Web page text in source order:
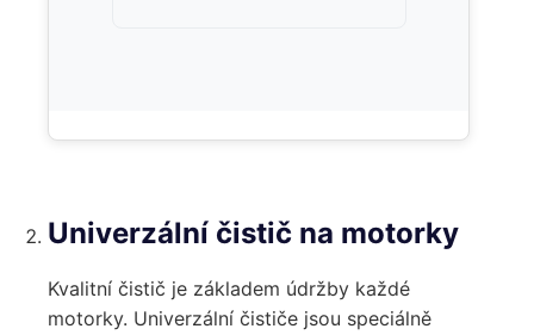
Univerzální čistič na motorky
Kvalitní čistič je základem údržby každé
motorky. Univerzální čističe jsou speciálně